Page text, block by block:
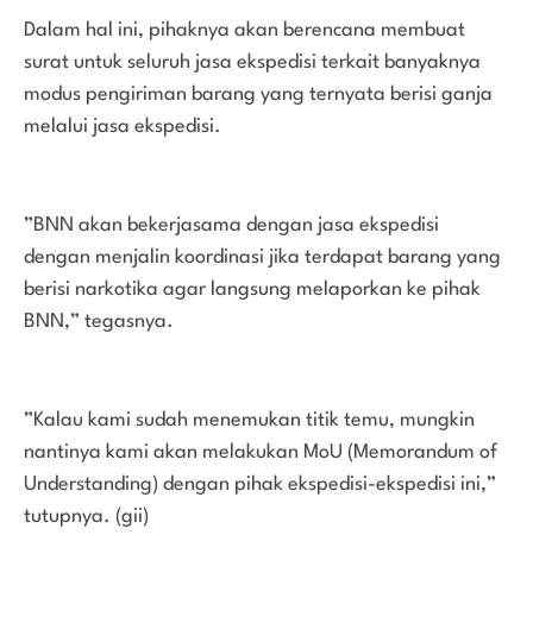
Dalam hal ini, pihaknya akan berencana membuat
surat untuk seluruh jasa ekspedisi terkait banyaknya
modus pengiriman barang yang ternyata berisi ganja
melalui jasa ekspedisi.
”BNN akan bekerjasama dengan jasa ekspedisi
dengan menjalin koordinasi jika terdapat barang yang
berisi narkotika agar langsung melaporkan ke pihak
BNN,” tegasnya.
”Kalau kami sudah menemukan titik temu, mungkin
nantinya kami akan melakukan MoU (Memorandum of
Understanding) dengan pihak ekspedisi-ekspedisi ini,”
tutupnya. (gii)